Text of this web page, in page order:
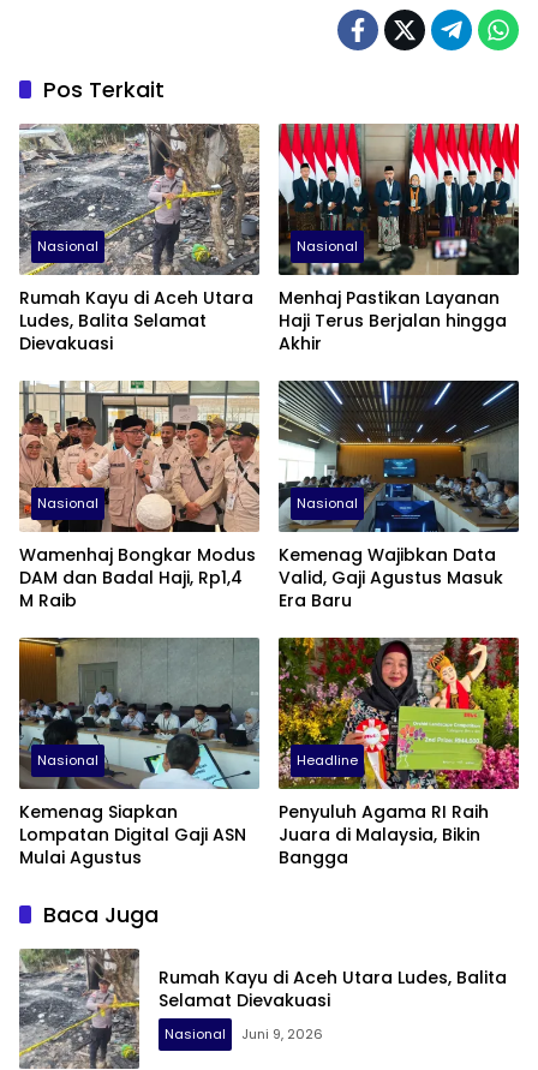
Pos Terkait
Nasional
Rumah Kayu di Aceh Utara
Ludes, Balita Selamat
Dievakuasi
Nasional
Menhaj Pastikan Layanan
Haji Terus Berjalan hingga
Akhir
Nasional
Wamenhaj Bongkar Modus
DAM dan Badal Haji, Rp1,4
M Raib
Nasional
Kemenag Wajibkan Data
Valid, Gaji Agustus Masuk
Era Baru
Nasional
Kemenag Siapkan
Lompatan Digital Gaji ASN
Mulai Agustus
Headline
Penyuluh Agama RI Raih
Juara di Malaysia, Bikin
Bangga
Baca Juga
Rumah Kayu di Aceh Utara Ludes, Balita
Selamat Dievakuasi
Nasional Juni 9, 2026